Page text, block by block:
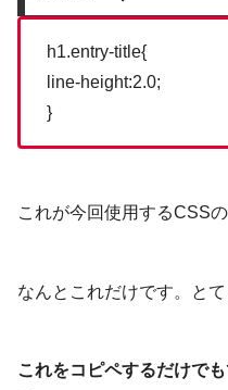
h1.entry-title{
line-height:2.0;
}
これが今回使用するCSSの
なんとこれだけです。とて
これをコピペするだけで